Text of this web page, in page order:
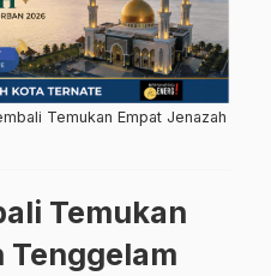
Temukan Empat Jenazah
Temukan
Tenggelam